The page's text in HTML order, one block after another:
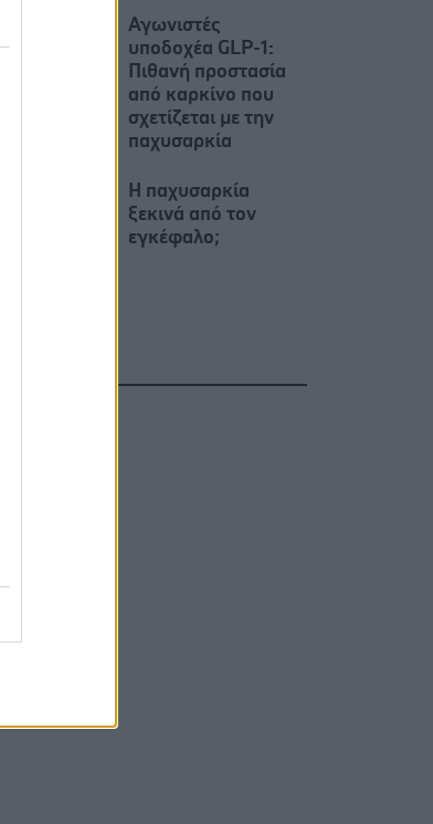
Αγωνιστές
υποδοχέα GLP-1:
Πιθανή προστασία
από καρκίνο που
σχετίζεται με την
παχυσαρκία
Η παχυσαρκία
ξεκινά από τον
εγκέφαλο;